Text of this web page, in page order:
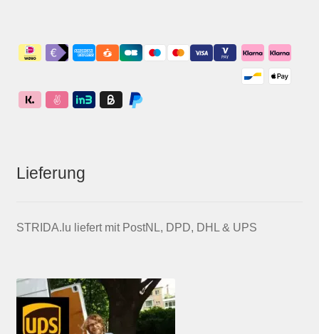
Lieferung
STRIDA.lu liefert mit PostNL, DPD, DHL & UPS